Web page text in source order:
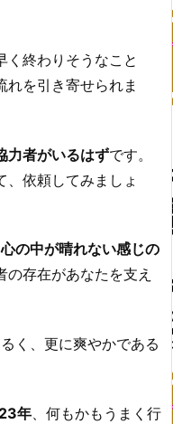
く終わりそうなこと
れを引き寄せられま
力者がいるはずです。
、依頼してみましょ
の中が晴れない感じの
存在があなたを支え
く、更に爽やかである
年 、何もかもうまく行